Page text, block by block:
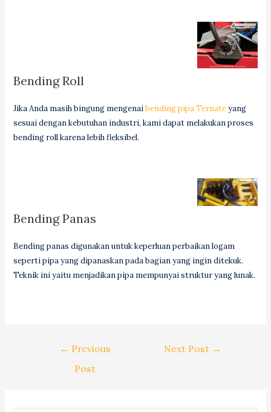
Bending Roll
Jika Anda masih bingung mengenaibending pipa Ternateyang
sesuai dengan kebutuhan industri, kami dapat melakukan proses
bending roll karena lebih fleksibel.
Bending Panas
Bending panas digunakan untuk keperluan perbaikan logam
seperti pipa yang dipanaskan pada bagian yang ingin ditekuk.
Teknik ini yaitu menjadikan pipa mempunyai struktur yang lunak.
← Previous
Post
Next Post →